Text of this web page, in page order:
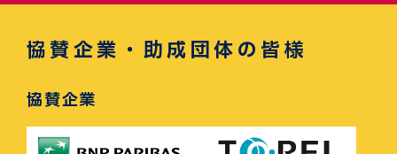
協賛企業・助成団体の皆様
協賛企業